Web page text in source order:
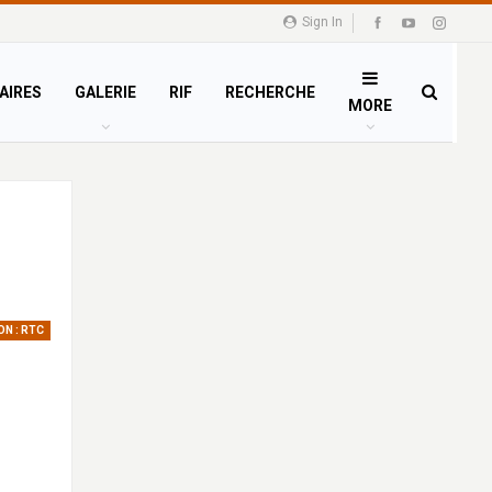
Sign In
GALERIE RIF RECHERCHE
MORE
: RTC